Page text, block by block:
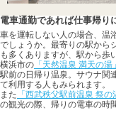
電車通勤であれば仕事帰り
車を運転しない人の場合、温
でしょうか。最寄りの駅から
も多くありますが、駅から歩
横浜市の 「天然温泉 満天の湯」
駅前の日帰り温泉。サウナ関
て利用する人もみられます。
また 「西武秩父駅前温泉 祭の
の観光の際、帰りの電車の時